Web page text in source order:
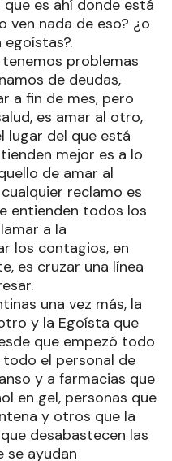
es ahí donde está
ven nada de eso? ¿o
problemas
de deudas,
a fin de mes, pero
es amar al otro,
lugar del que está
mejor es a lo
de amar al
reclamo es
entienden todos los
a la
los contagios, en
es cruzar una línea
una vez más, la
y la Egoísta que
que empezó todo
el personal de
y a farmacias que
en gel, personas que
y otros que la
desabastecen las
se ayudan